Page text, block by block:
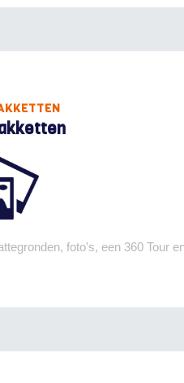
foto's, een 360 Tour